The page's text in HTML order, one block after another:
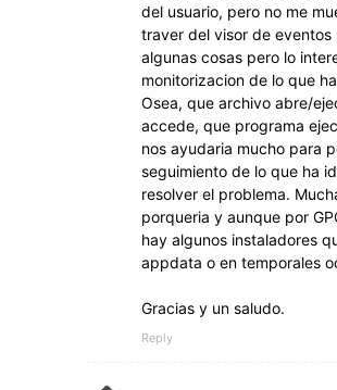
del usuario, pero no me
traver del visor de eventos
algunas cosas pero lo
monitorizacion de lo que
Osea, que archivo abre/
accede, que programa
nos ayudaria mucho para
seguimiento de lo que ha
resolver el problema.
porqueria y aunque por
hay algunos instaladores
appdata o en temporales
Gracias y un saludo.
Reply